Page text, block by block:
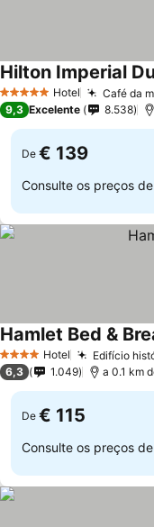
5 Estrelas Hotel Café da
Hilton Imperial
9,3 Excelente 8.538
De € 139
Consulte os preços de
4 EstrelasHotel Edifício
Hamlet Bed &
6,3 1.049 a 0.1 km
De € 115
Consulte os preços de